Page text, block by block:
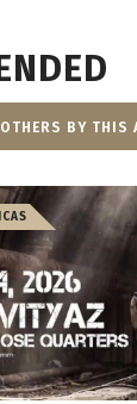
OTHERS BY THIS